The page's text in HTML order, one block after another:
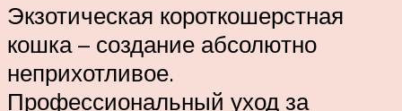
Экзотическая короткошерстная
кошка – создание абсолютно
неприхотливое.
Профессиональный уход за